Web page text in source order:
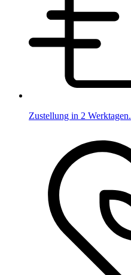
Zustellung in 2 Werktagen.